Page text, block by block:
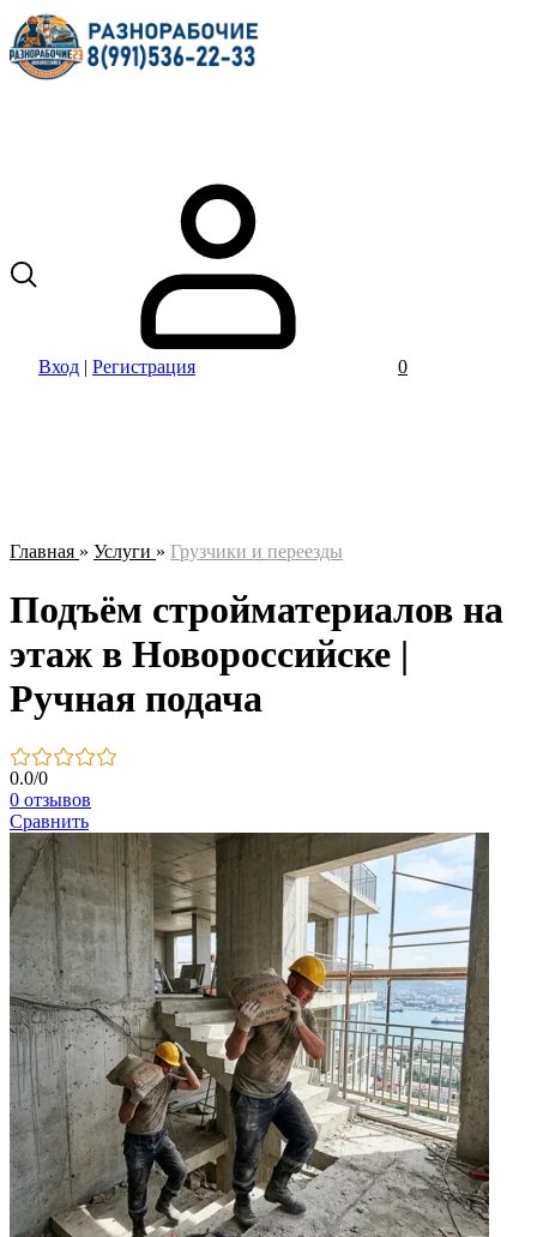
Вход | Регистрация 0
Главная » Услуги » Грузчики и переезды
Подъём стройматериалов на
этаж в Новороссийске |
Ручная подача
0.0/0
0 отзывов
Сравнить